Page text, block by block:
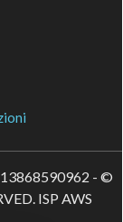
- ©
ISP AWS